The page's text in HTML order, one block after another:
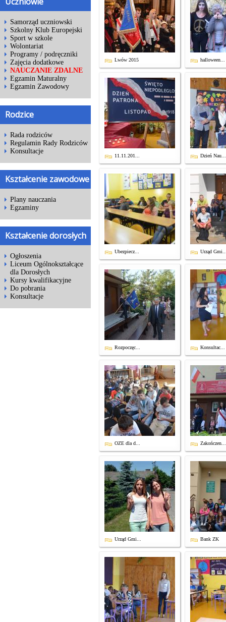
Samorząd uczniowski
Szkolny Klub Europejski
Sport w szkole
Wolontariat
Programy / podręczniki
Zajęcia dodatkowe
NAUCZANIE ZDALNE
Egzamin Maturalny
Egzamin Zawodowy
Rodzice
Rada rodziców
Regulamin Rady Rodziców
Konsultacje
Kształcenie zawodowe
Plany nauczania
Egzaminy
Kształcenie dorosłych
Ogłoszenia
Liceum Ogólnokształcące
dla Dorosłych
Kursy kwalifikacyjne
Do pobrania
Konsultacje
Lwów 2015 halloween...
11.11.201... Dzień Nau...
Ubezpiecz... Urząd
Rozpoczęc... Konsultac...
OZE dla d... Zakończen...
Urząd Gmi... Bank ZK